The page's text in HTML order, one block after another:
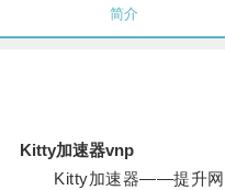
简介
Kitty加速器vnp
Kitty加速器——提升网